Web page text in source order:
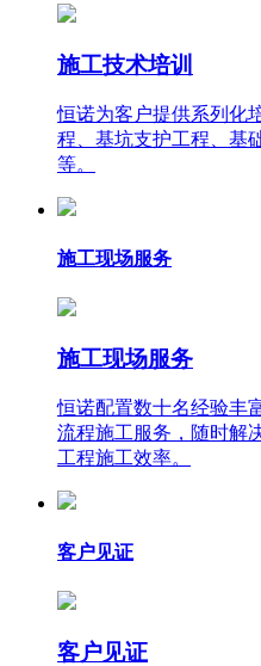
施工技术培训
恒诺为客户提供系列化
程、基坑支护工程、基
等。
施工现场服务
施工现场服务
恒诺配置数十名经验丰
流程施工服务，随时解
工程施工效率。
客户见证
客户见证